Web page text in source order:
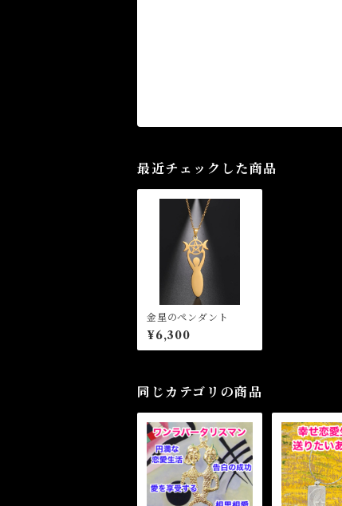
最近チェックした商品
金星のペンダント
¥6,300
同じカテゴリの商品